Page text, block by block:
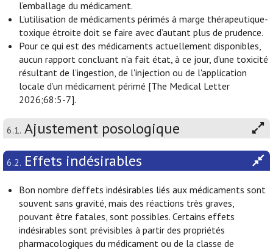
l’emballage du médicament.
L’utilisation de médicaments périmés à marge thérapeutique-
toxique étroite doit se faire avec d’autant plus de prudence.
Pour ce qui est des médicaments actuellement disponibles,
aucun rapport concluant n’a fait état, à ce jour, d’une toxicité
résultant de l'ingestion, de l'injection ou de l'application
locale d’un médicament périmé [The Medical Letter
2026;68:5-7].
6.1. Ajustement posologique
6.2. Effets indésirables
Bon nombre d’effets indésirables liés aux médicaments sont
souvent sans gravité, mais des réactions très graves,
pouvant être fatales, sont possibles. Certains effets
indésirables sont prévisibles à partir des propriétés
pharmacologiques du médicament ou de la classe de